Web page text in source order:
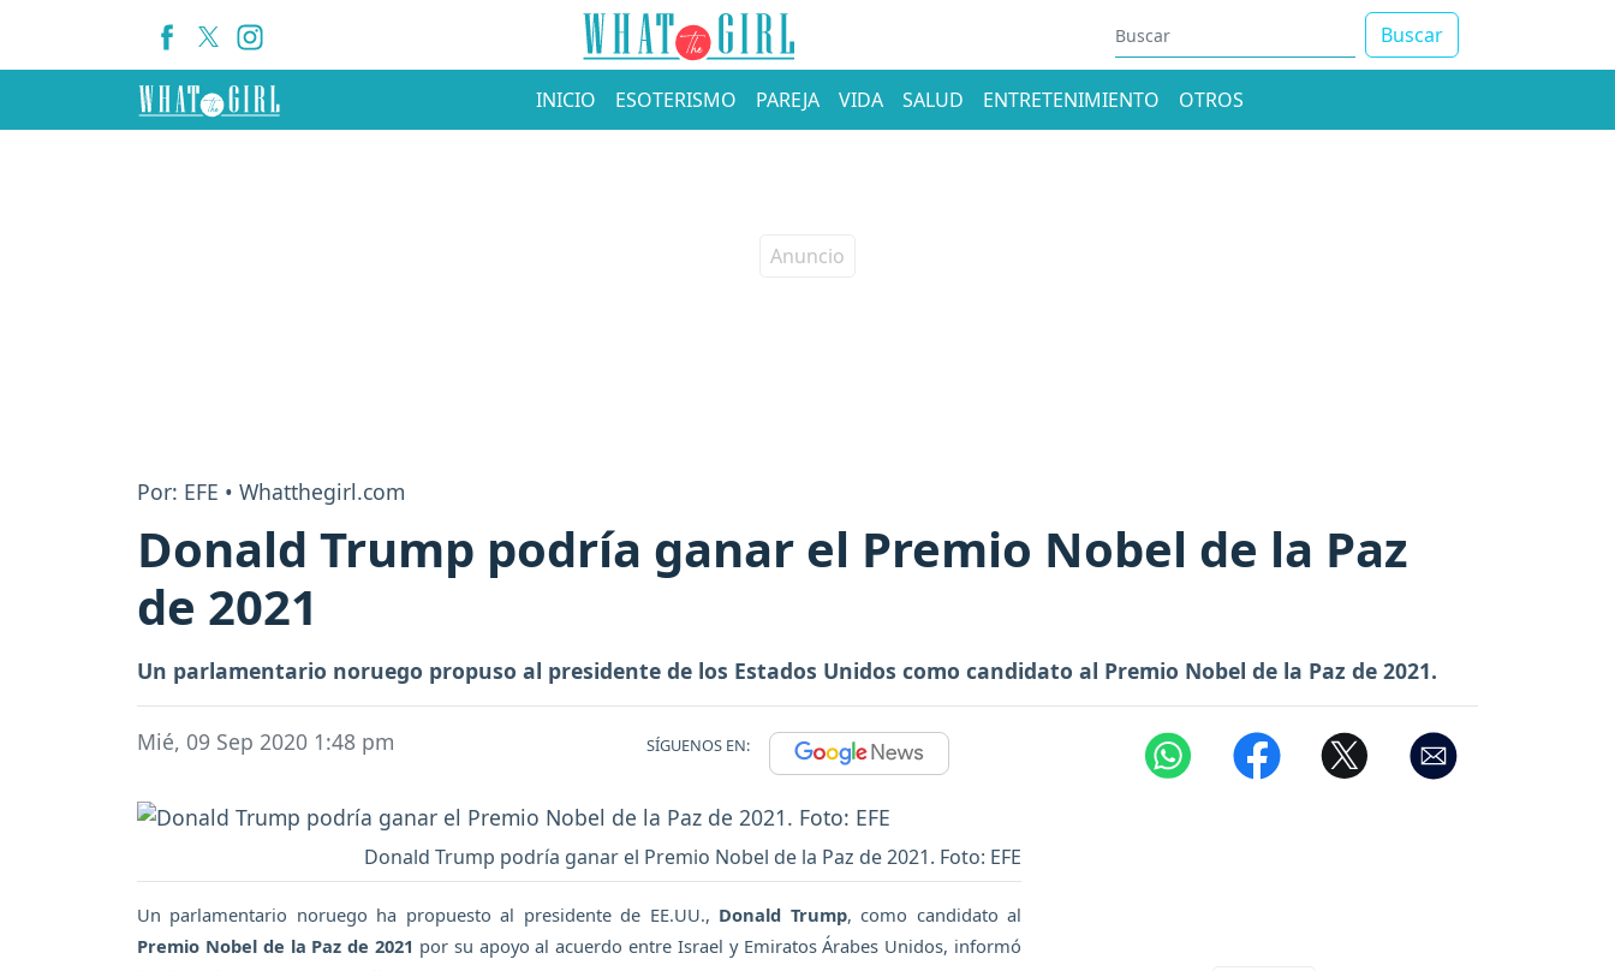
Buscar
INICIO ESOTERISMO PAREJA VIDA SALUD ENTRETENIMIENTO OTROS
Por: EFE • Whatthegirl.com
Donald Trump podría ganar el Premio Nobel de la Paz
de 2021
Un parlamentario noruego propuso al presidente de los Estados Unidos como candidato al Premio Nobel de la Paz de 2021.
Mié, 09 Sep 2020 1:48 pm SÍGUENOS EN:
Donald Trump podría ganar el Premio Nobel de la Paz de 2021. Foto: EFE
Un parlamentario noruego ha propuesto al presidente de EE.UU., Donald Trump, como candidato al
Premio Nobel de la Paz de 2021 por su apoyo al acuerdo entre Israel y Emiratos Árabes Unidos, informó